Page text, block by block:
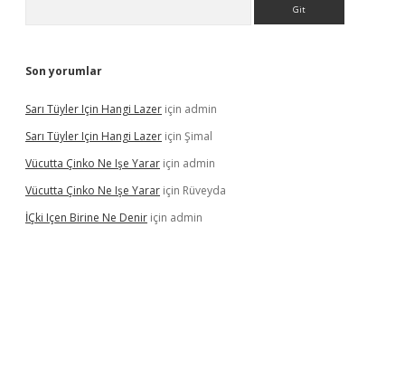
Son yorumlar
Sarı Tüyler Için Hangi Lazer için admin
Sarı Tüyler Için Hangi Lazer için Şimal
Vücutta Çinko Ne Işe Yarar için admin
Vücutta Çinko Ne Işe Yarar için Rüveyda
İÇki Içen Birine Ne Denir için admin